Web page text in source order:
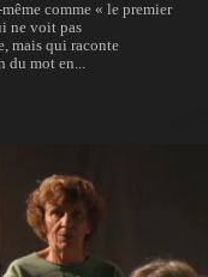
comme « le premier
ne voit pas
mais qui raconte
du mot en...